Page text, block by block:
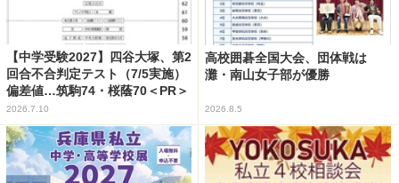
【中学受験2027】四谷大塚、第2
回合不合判定テスト（7/5実施）
偏差値…筑駒74・桜蔭70＜PR＞
2026.7.10
高校囲碁全国大会、団体戦は
灘・南山女子部が優勝
2026.8.5